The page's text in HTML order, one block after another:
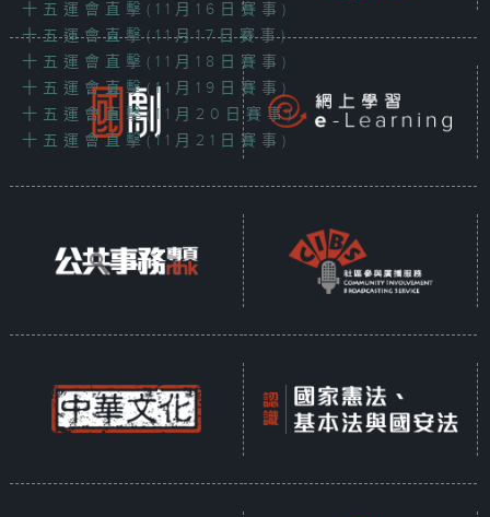
十五運會直擊(11月16日賽事)
十五運會直擊(11月17日賽事)
十五運會直擊(11月18日賽事)
十五運會直擊(11月19日賽事)
十五運會直擊(11月20日賽事)
十五運會直擊(11月21日賽事)